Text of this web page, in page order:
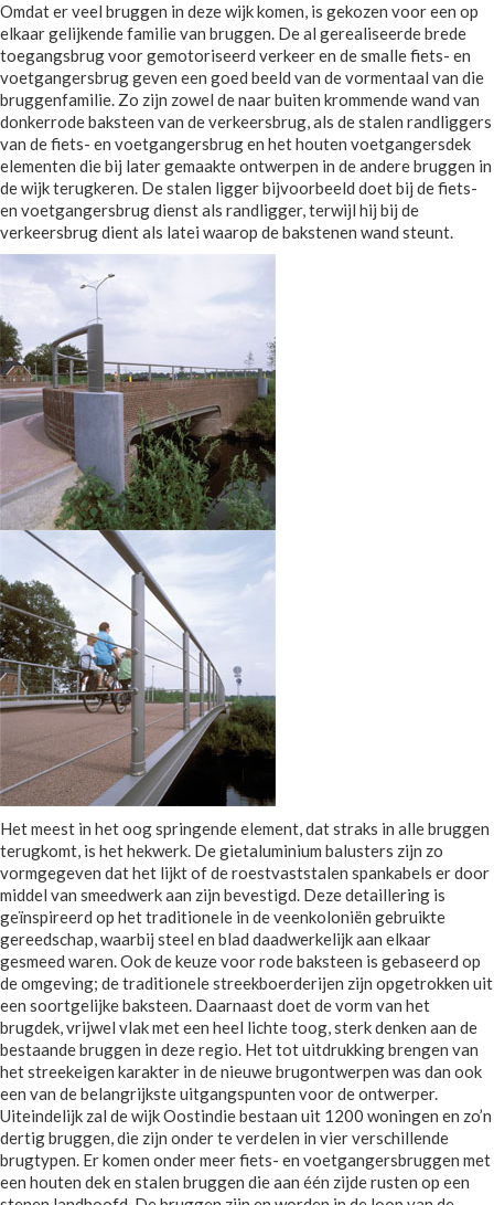
Omdat er veel bruggen in deze wijk komen, is gekozen voor een op
elkaar gelijkende familie van bruggen. De al gerealiseerde brede
toegangsbrug voor gemotoriseerd verkeer en de smalle fiets- en
voetgangersbrug geven een goed beeld van de vormentaal van die
bruggenfamilie. Zo zijn zowel de naar buiten krommende wand van
donkerrode baksteen van de verkeersbrug, als de stalen randliggers
van de fiets- en voetgangersbrug en het houten voetgangersdek
elementen die bij later gemaakte ontwerpen in de andere bruggen in
de wijk terugkeren. De stalen ligger bijvoorbeeld doet bij de fiets-
en voetgangersbrug dienst als randligger, terwijl hij bij de
verkeersbrug dient als latei waarop de bakstenen wand steunt.
Het meest in het oog springende element, dat straks in alle bruggen
terugkomt, is het hekwerk. De gietaluminium balusters zijn zo
vormgegeven dat het lijkt of de roestvaststalen spankabels er door
middel van smeedwerk aan zijn bevestigd. Deze detaillering is
geïnspireerd op het traditionele in de veenkoloniën gebruikte
gereedschap, waarbij steel en blad daadwerkelijk aan elkaar
gesmeed waren. Ook de keuze voor rode baksteen is gebaseerd op
de omgeving; de traditionele streekboerderijen zijn opgetrokken uit
een soortgelijke baksteen. Daarnaast doet de vorm van het
brugdek, vrijwel vlak met een heel lichte toog, sterk denken aan de
bestaande bruggen in deze regio. Het tot uitdrukking brengen van
het streekeigen karakter in de nieuwe brugontwerpen was dan ook
een van de belangrijkste uitgangspunten voor de ontwerper.
Uiteindelijk zal de wijk Oostindie bestaan uit 1200 woningen en zo’n
dertig bruggen, die zijn onder te verdelen in vier verschillende
brugtypen. Er komen onder meer fiets- en voetgangersbruggen met
een houten dek en stalen bruggen die aan één zijde rusten op een